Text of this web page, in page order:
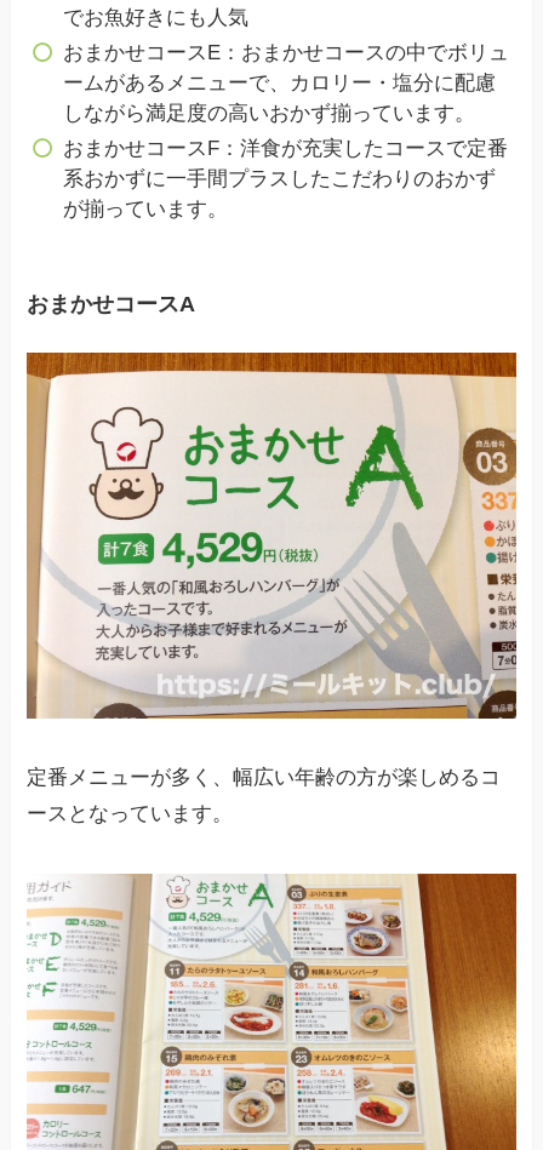
でお魚好きにも人気
おまかせコースE：おまかせコースの中でボリュ
ームがあるメニューで、カロリー・塩分に配慮
しながら満足度の高いおかず揃っています。
おまかせコースF：洋食が充実したコースで定番
系おかずに一手間プラスしたこだわりのおかず
が揃っています。
おまかせコースA
定番メニューが多く、幅広い年齢の方が楽しめるコ
ースとなっています。